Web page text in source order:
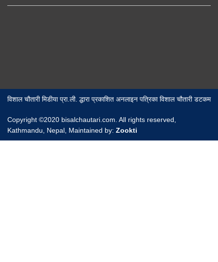
विशाल चौतारी मिडीया प्रा.ली. द्धारा प्रकाशित अनलाइन पत्रिका विशाल चौतारी डटकम
Copyright ©2020 bisalchautari.com. All rights reserved,
Kathmandu, Nepal, Maintained by: Zookti